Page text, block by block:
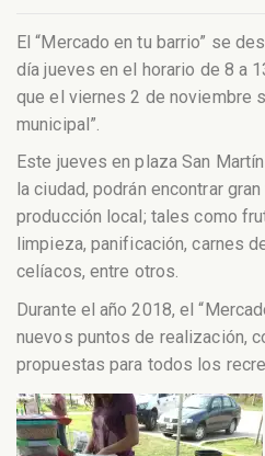
El “Mercado en tu barrio” se
día jueves en el horario de 8 a
que el viernes 2 de noviembre
municipal”.
Este jueves en plaza San
la ciudad, podrán encontrar
producción local; tales como
limpieza, panificación, carnes
celíacos, entre otros.
Durante el año 2018, el
nuevos puntos de realización,
propuestas para todos los